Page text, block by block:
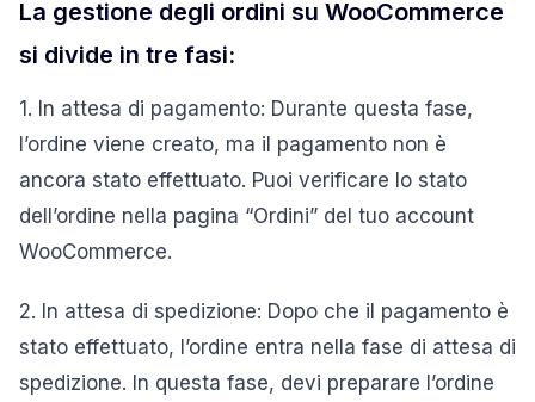
La gestione degli ordini su WooCommerce
si divide in tre fasi:
1. In attesa di pagamento: Durante questa fase,
l’ordine viene creato, ma il pagamento non è
ancora stato effettuato. Puoi verificare lo stato
dell’ordine nella pagina “Ordini” del tuo account
WooCommerce.
2. In attesa di spedizione: Dopo che il pagamento è
stato effettuato, l’ordine entra nella fase di attesa di
spedizione. In questa fase, devi preparare l’ordine